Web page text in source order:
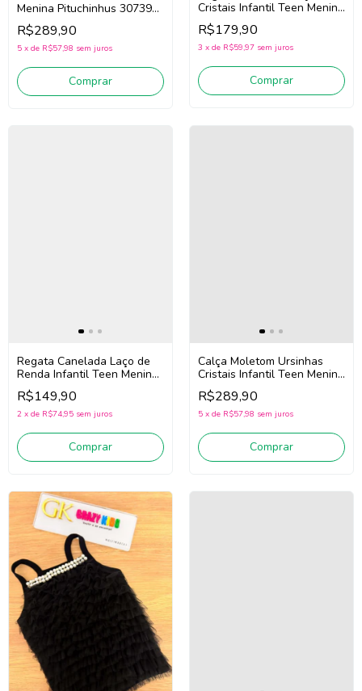
Menina Pituchinhus 30739
(Off White)
R$289,90
5 x de R$57,98 sem juros
Comprar
Cristais Infantil Teen Menina
Pituchinhus 30764 (Off
White)
R$179,90
3 x de R$59,97 sem juros
Comprar
Regata Canelada Laço de
Renda Infantil Teen Menina
Pituchinhus 30768 (Rosa)
R$149,90
2 x de R$74,95 sem juros
Comprar
Calça Moletom Ursinhas
Cristais Infantil Teen Menina
Pituchinhus 30817 (Off
White)
R$289,90
5 x de R$57,98 sem juros
Comprar